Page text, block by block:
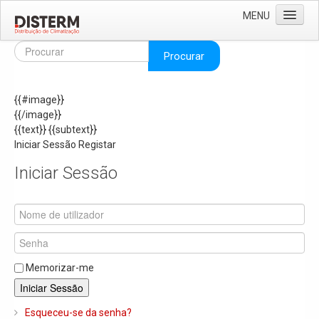
MENU
Home
Áreas de Negócio
Missão e Valores
As Nossas Marcas
Recrutamento
Produtos
Solar
Termoacumuladores e Depósitos de Inércia
Ar Condicionado
Procurar
{{#image}}
{{/image}}
{{text}}{{subtext}}
Iniciar Sessão Registar
Iniciar Sessão
Memorizar-me
Iniciar Sessão
Esqueceu-se da senha?